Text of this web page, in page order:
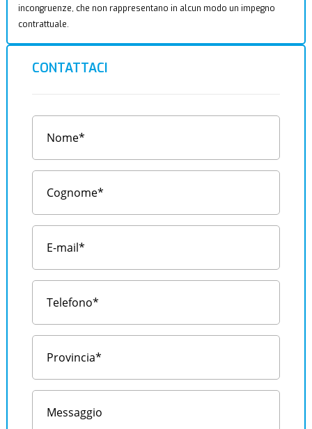
incongruenze, che non rappresentano in alcun modo un impegno
contrattuale.
CONTATTACI